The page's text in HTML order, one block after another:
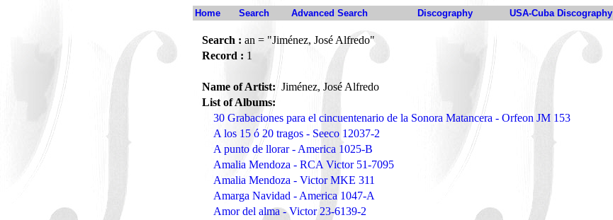
Home Search Advanced Search Discography USA-Cuba Discography
Search : an = "Jiménez, José Alfredo"
Record : 1
Name of Artist:Jiménez, José Alfredo
List of Albums:
30 Grabaciones para el cincuentenario de la Sonora Matancera - Orfeon JM 153
A los 15 ó 20 tragos - Seeco 12037-2
A punto de llorar - America 1025-B
Amalia Mendoza - RCA Victor 51-7095
Amalia Mendoza - Victor MKE 311
Amarga Navidad - America 1047-A
Amor del alma - Victor 23-6139-2